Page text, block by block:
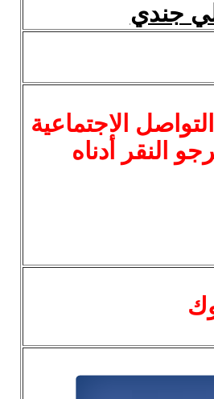
جندي
الاجتماعية
النقر أدناه